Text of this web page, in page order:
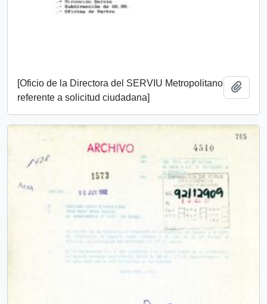
[Oficio de la Directora del SERVIU Metropolitano
referente a solicitud ciudadana]